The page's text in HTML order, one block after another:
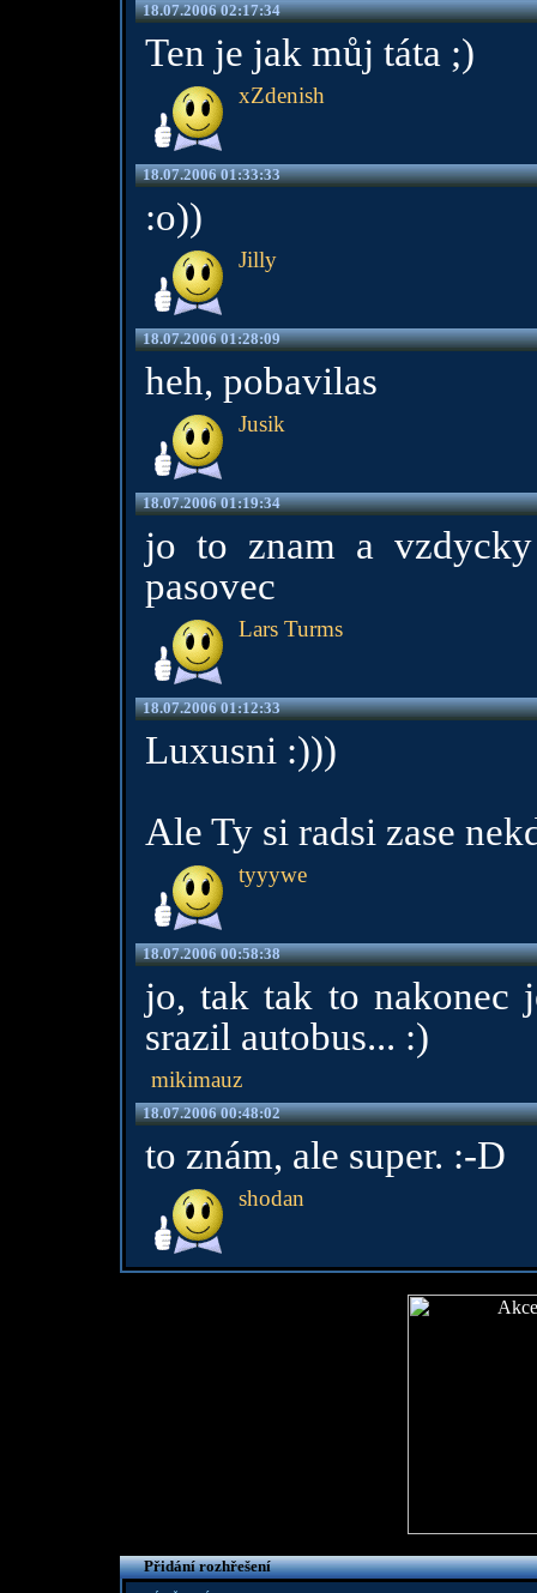
18.07.2006 02:17:34
Ten je jak můj táta ;)
xZdenish
18.07.2006 01:33:33
:o))
Jilly
18.07.2006 01:28:09
heh, pobavilas
Jusik
18.07.2006 01:19:34
jo to znam a
pasovec
Lars Turms
18.07.2006 01:12:33
Luxusni :)))
Ale Ty si radsi zase
tyyywe
18.07.2006 00:58:38
jo, tak tak to nakonec
srazil autobus... :)
mikimauz
18.07.2006 00:48:02
to znám, ale super. :-D
shodan
Přidání rozhřešení